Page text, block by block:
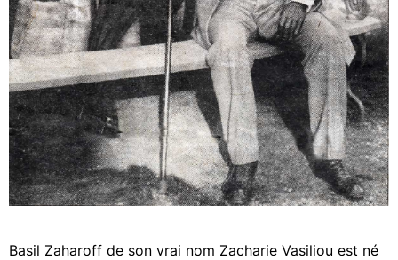
Basil Zaharoff de son vrai nom Zacharie Vasiliou est né